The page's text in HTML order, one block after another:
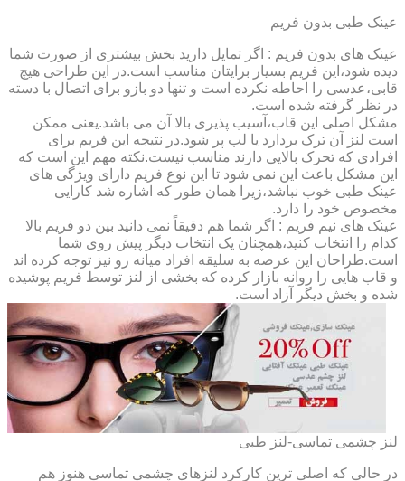
عینک طبی بدون فریم
عینک های بدون فریم : اگر تمایل دارید بخش بیشتری از صورت شما
دیده شود،این فریم بسیار برایتان مناسب است.در این طراحی هیچ
قابی،عدسی را احاطه نکرده است و تنها دو بازو برای اتصال با دسته
در نظر گرفته شده است.
مشکل اصلی این قاب،آسیب پذیری بالا آن می باشد.یعنی ممکن
است لنز آن ترک بردارد یا لب پر شود.در نتیجه این فریم برای
افرادی که تحرک بالایی دارند مناسب نیست.نکته مهم این است که
این مشکل باعث این نمی شود تا این نوع فریم دارای ویژگی های
عینک طبی خوب نباشد،زیرا همان طور که اشاره شد کارایی
مخصوص خود را دارد.
عینک های نیم فریم : اگر شما هم دقیقاً نمی دانید بین دو فریم بالا
کدام را انتخاب کنید،همچنان یک انتخاب دیگر پیش روی شما
است.طراحان این عرصه به سلیقه افراد میانه رو نیز توجه کرده اند
و قاب هایی را روانه بازار کرده که بخشی از لنز توسط فریم پوشیده
شده و بخش دیگر آزاد است.
لنز چشمی تماسی-لنز طبی
در حالی که اصلی ترین کارکرد لنزهای چشمی تماسی هنوز هم